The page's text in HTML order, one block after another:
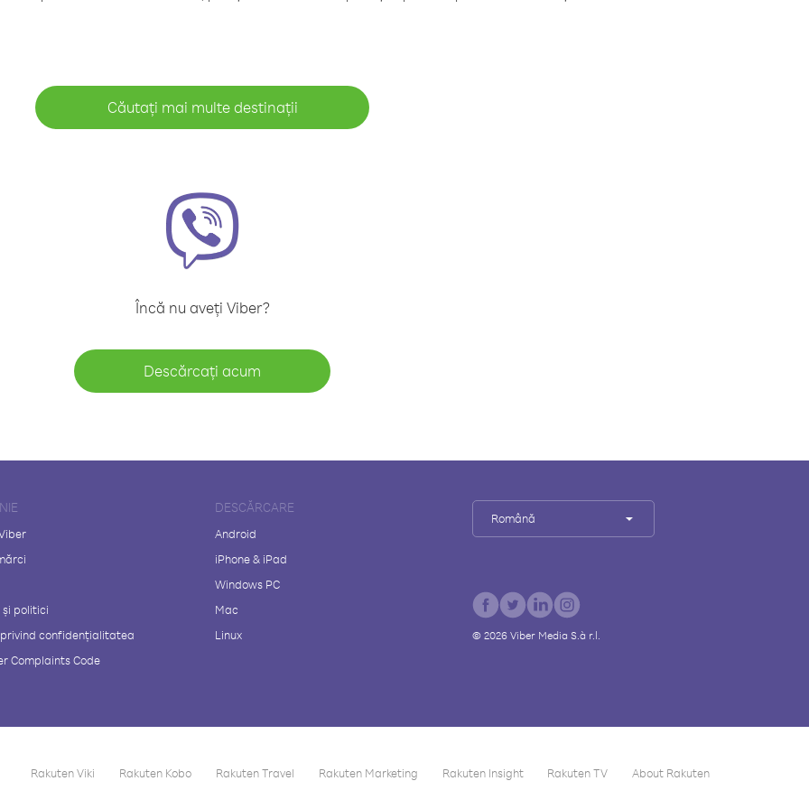
Căutați mai multe destinații
Încă nu aveți Viber?
Descărcați acum
și politici
confidențialitatea
Complaints Code
DESCĂRCARE
Android
iPhone & iPad
Windows PC
Mac
Linux
Română
© 2026 Viber Media S.à r.l.
Rakuten Viki Rakuten Kobo Rakuten Travel Rakuten Marketing Rakuten Insight Rakuten TV About Rakuten